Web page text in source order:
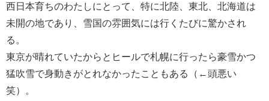
西日本育ちのわたしにとって、特に北陸、東北、北海道は
未開の地であり、雪国の雰囲気には行くたびに驚かされ
る。
東京が晴れていたからとヒールで札幌に行ったら豪雪かつ
猛吹雪で身動きがとれなかったこともある（←頭悪い
笑）。